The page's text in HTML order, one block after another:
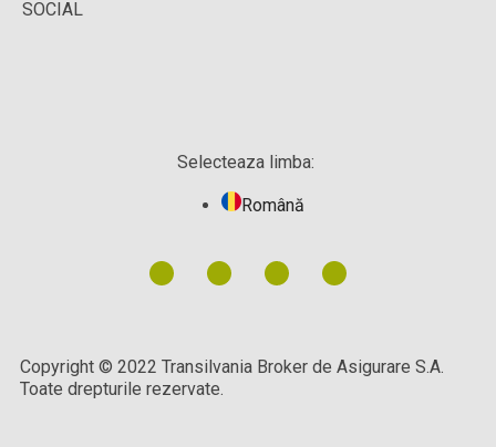
SOCIAL
Selecteaza limba:
Română
Copyright © 2022 Transilvania Broker de Asigurare S.A.
Toate drepturile rezervate.